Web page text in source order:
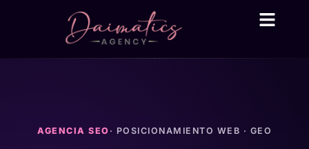
AGENCIA SEO · POSICIONAMIENTO WEB · GEO
Daima Business AI
● En línea